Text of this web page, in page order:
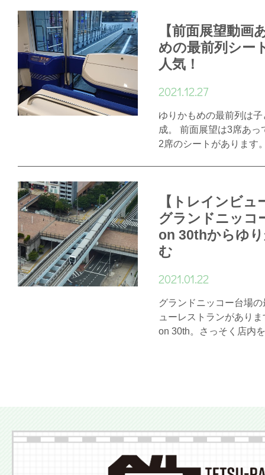
【前面展望動画
めの最前列シー
人気！
2021.12.27
ゆりかもめの最前列は
成。 前面展望は3席あ
2席のシートがあります
【トレインビ
グランドニッコ
on 30thからゆ
む
2021.01.22
グランドニッコー台場
ューレストランがあり
on 30th。さっそく店内